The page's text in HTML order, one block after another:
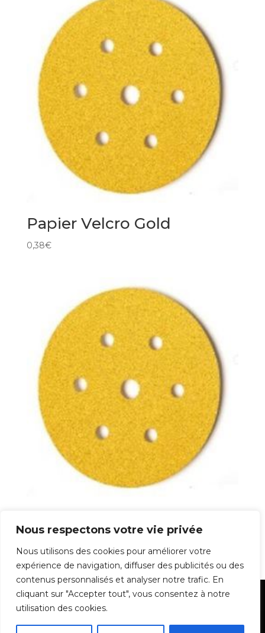
Nous respectons votre vie privée
Nous utilisons des cookies pour améliorer votre
expérience de navigation, diffuser des publicités ou des
contenus personnalisés et analyser notre trafic. En
cliquant sur "Accepter tout", vous consentez à notre
utilisation des cookies.
Papier Velcro Gold
0,38€
Mentions Légales